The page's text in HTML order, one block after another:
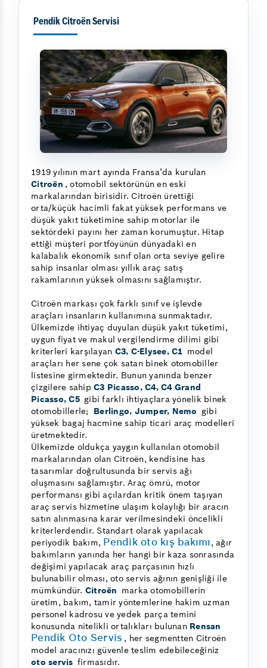
Pendik Citroën Servisi
1919 yılının mart ayında Fransa’da kurulan
Citroën , otomobil sektörünün en eski
markalarından birisidir. Citroën ürettiği
orta/küçük hacimli fakat yüksek performans ve
düşük yakıt tüketimine sahip motorlar ile
sektördeki payını her zaman korumuştur. Hitap
ettiği müşteri portföyünün dünyadaki en
kalabalık ekonomik sınıf olan orta seviye gelire
sahip insanlar olması yıllık araç satış
rakamlarının yüksek olmasını sağlamıştır.
Citroën markası çok farklı sınıf ve işlevde
araçları insanların kullanımına sunmaktadır.
Ülkemizde ihtiyaç duyulan düşük yakıt tüketimi,
uygun fiyat ve makul vergilendirme dilimi gibi
kriterleri karşılayan C3, C-Elysee, C1 model
araçları her sene çok satan binek otomobiller
listesine girmektedir. Bunun yanında benzer
çizgilere sahip C3 Picasso, C4, C4 Grand
Picasso, C5 gibi farklı ihtiyaçlara yönelik binek
otomobillerle; Berlingo, Jumper, Nemo gibi
yüksek bagaj hacmine sahip ticari araç modelleri
üretmektedir.
Ülkemizde oldukça yaygın kullanılan otomobil
markalarından olan Citroën, kendisine has
tasarımlar doğrultusunda bir servis ağı
oluşmasını sağlamıştır. Araç ömrü, motor
performansı gibi açılardan kritik önem taşıyan
araç servis hizmetine ulaşım kolaylığı bir aracın
satın alınmasına karar verilmesindeki öncelikli
kriterlerdendir. Standart olarak yapılacak
periyodik bakım, Pendik oto kış bakımı, ağır
bakımların yanında her hangi bir kaza sonrasında
değişimi yapılacak araç parçasının hızlı
bulunabilir olması, oto servis ağının genişliği ile
mümkündür. Citroën marka otomobillerin
üretim, bakım, tamir yöntemlerine hakim uzman
personel kadrosu ve yedek parça temini
konusunda nitelikli ortalıkları bulunan Rensan
Pendik Oto Servis , her segmentten Citroën
model aracınızı güvenle teslim edebileceğiniz
oto servis firmasıdır.